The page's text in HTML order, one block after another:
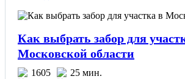
Как выбрать забор для
Московской области
1605 25 мин.